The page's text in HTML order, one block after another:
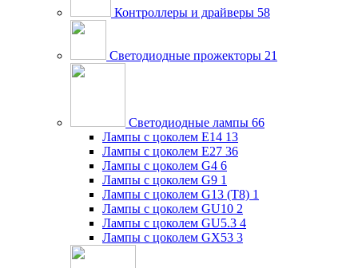
Контроллеры и драйверы 58
Светодиодные прожекторы 21
Светодиодные лампы 66
Лампы с цоколем E14 13
Лампы с цоколем E27 36
Лампы с цоколем G4 6
Лампы с цоколем G9 1
Лампы с цоколем G13 (Т8) 1
Лампы с цоколем GU10 2
Лампы с цоколем GU5.3 4
Лампы с цоколем GX53 3